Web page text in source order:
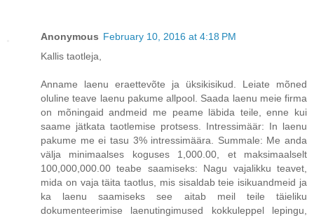
Anonymous February 10, 2016 at 4:18 PM
Kallis taotleja,
Anname laenu eraettevõte ja üksikisikud. Leiate mõned
oluline teave laenu pakume allpool. Saada laenu meie firma
on mõningaid andmeid me peame läbida teile, enne kui
saame jätkata taotlemise protsess. Intressimäär: In laenu
pakume me ei tasu 3% intressimäära. Summale: Me anda
välja minimaalses koguses 1,000.00, et maksimaalselt
100,000,000.00 teabe saamiseks: Nagu vajalikku teavet,
mida on vaja täita taotlus, mis sisaldab teie isikuandmeid ja
ka laenu saamiseks see aitab meil teile täieliku
dokumenteerimise laenutingimused kokkuleppel lepingu,